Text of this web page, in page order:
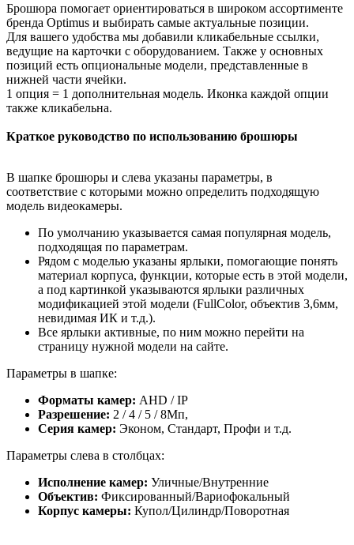
Брошюра помогает ориентироваться в широком ассортименте
бренда Optimus и выбирать самые актуальные позиции.
Для вашего удобства мы добавили кликабельные ссылки,
ведущие на карточки с оборудованием. Также у основных
позиций есть опциональные модели, представленные в
нижней части ячейки.
1 опция = 1 дополнительная модель. Иконка каждой опции
также кликабельна.
Краткое руководство по использованию брошюры
В шапке брошюры и слева указаны параметры, в
соответствие с которыми можно определить подходящую
модель видеокамеры.
По умолчанию указывается самая популярная модель,
подходящая по параметрам.
Рядом с моделью указаны ярлыки, помогающие понять
материал корпуса, функции, которые есть в этой модели,
а под картинкой указываются ярлыки различных
модификацией этой модели (FullColor, объектив 3,6мм,
невидимая ИК и т.д.).
Все ярлыки активные, по ним можно перейти на
страницу нужной модели на сайтe.
Параметры в шапке:
Форматы камер: AHD / IP
Разрешение: 2 / 4 / 5 / 8Мп,
Серия камер: Эконом, Стандарт, Профи и т.д.
Параметры слева в столбцах:
Исполнение камер: Уличные/Внутренние
Объектив: Фиксированный/Вариофокальный
Корпус камеры: Купол/Цилиндр/Поворотная